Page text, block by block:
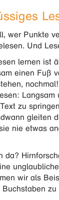
wer Punkte
Und
lernen ist
einen Fuß
Langsam
zu
gleiten
nie etwas
da?
wir als
zu